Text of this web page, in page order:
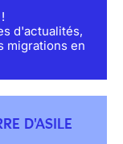
d'actualités,
migrations en
D'ASILE